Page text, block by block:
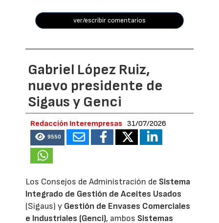
ver/escribir comentarios
Gabriel López Ruiz,
nuevo presidente de
Sigaus y Genci
Redacción Interempresas 31/07/2026
9550
Los Consejos de Administración de Sistema
Integrado de Gestión de Aceites Usados
(Sigaus) y Gestión de Envases Comerciales
e Industriales (Genci), ambos Sistemas